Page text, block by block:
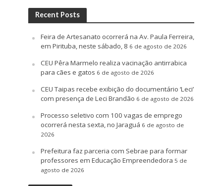
Recent Posts
Feira de Artesanato ocorrerá na Av. Paula Ferreira,
em Pirituba, neste sábado, 8 6 de agosto de 2026
CEU Pêra Marmelo realiza vacinação antirrabica
para cães e gatos 6 de agosto de 2026
CEU Taipas recebe exibição do documentário ‘Leci’
com presença de Leci Brandão 6 de agosto de 2026
Processo seletivo com 100 vagas de emprego
ocorrerá nesta sexta, no Jaraguá 6 de agosto de
2026
Prefeitura faz parceria com Sebrae para formar
professores em Educação Empreendedora 5 de
agosto de 2026